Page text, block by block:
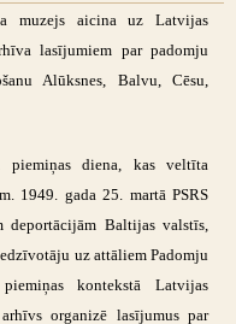
muzejs aicina uz Latvijas
lasījumiem par padomju
Alūksnes, Balvu, Cēsu,
diena, kas veltīta
1949. gada 25. martā PSRS
deportācijām Baltijas valstīs,
uz attāliem Padomju
kontekstā Latvijas
organizē lasījumus par